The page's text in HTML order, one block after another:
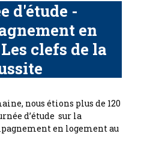
d'étude -
en
clefs de la
nous étions plus de 120
d’étude sur la
en logement au